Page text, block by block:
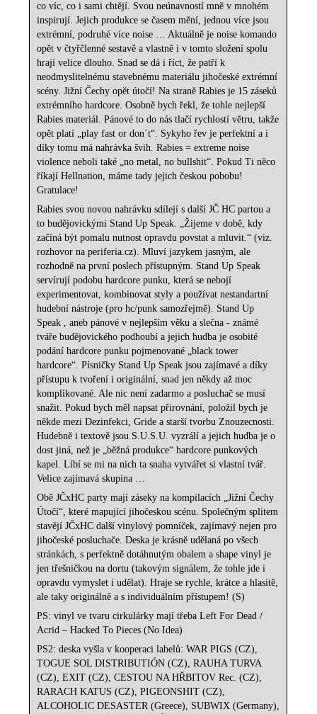
co víc, co i sami chtějí. Svou neúnavností mně v mnohém
inspirují. Jejich produkce se časem mění, jednou více jsou
extrémní, podruhé více noise … Aktuálně je noise komando
opět v čtyřčlenné sestavě a vlastně i v tomto složení spolu
hrají velice dlouho. Snad se dá i říct, že patří k
neodmyslitelnému stavebnému materiálu jihočeské extrémní
scény. Jižní Čechy opět útočí! Na straně Rabies je 15 záseků
extrémního hardcore. Osobně bych řekl, že tohle nejlepší
Rabies materiál. Pánové to do nás tlačí rychlostí větru, takže
opět platí „play fast or don´t“. Sykyho řev je perfektní a i
díky tomu má nahrávka švih. Rabies = extreme noise
violence neboli také „no metal, no bullshit“. Pokud Ti něco
říkají Hellnation, máme tady jejich českou pobobu!
Gratulace!
Rabies svou novou nahrávku sdílejí s další JČ HC partou a
to budějovickými Stand Up Speak. „Žijeme v době, kdy
začíná být pomalu nutnost opravdu povstat a mluvit.“ (viz.
rozhovor na periferia.cz). Mluví jazykem jasným, ale
rozhodně na první poslech přístupným. Stand Up Speak
servírují podobu hardcore punku, která se nebojí
experimentovat, kombinovat styly a používat nestandartní
hudební nástroje (pro hc/punk samozřejmě). Stand Up
Speak , aneb pánové v nejlepším věku a slečna - známé
tváře budějovického podhoubí a jejich hudba je osobité
podání hardcore punku pojmenované „black tower
hardcore“. Písničky Stand Up Speak jsou zajímavé a díky
přístupu k tvoření i originální, snad jen někdy až moc
komplikované. Ale nic není zadarmo a posluchač se musí
snažit. Pokud bych měl napsat přirovnání, položil bych je
někde mezi Dezinfekci, Gride a starší tvorbu Znouzecnosti.
Hudebně i textově jsou S.U.S.U. vyzrálí a jejich hudba je o
dost jiná, než je „běžná produkce“ hardcore punkových
kapel. Líbí se mi na nich ta snaha vytvářet si vlastní tvář.
Velice zajímavá skupina …
Obě JČxHC party mají záseky na kompilacích „Jižní Čechy
Útočí“, které mapující jihočeskou scénu. Společným splitem
stavějí JČxHC další vinylový pomníček, zajímavý nejen pro
jihočeské posluchače. Deska je krásně udělaná po všech
stránkách, s perfektně dotáhnutým obalem a shape vinyl je
jen třešničkou na dortu (takovým signálem, že tohle jde i
opravdu vymyslet i udělat). Hraje se rychle, krátce a hlasitě,
ale taky originálně a s individuálním přístupem! (S)
PS: vinyl ve tvaru cirkulárky mají třeba Left For Dead /
Acrid ‎– Hacked To Pieces (No Idea)
PS2: deska vyšla v kooperaci labelů: WAR PIGS (CZ),
TOGUE SOL DISTRIBUTIÓN (CZ), RAUHA TURVA
(CZ), EXIT (CZ), CESTOU NA HŘBITOV Rec. (CZ),
RARACH KATUS (CZ), PIGEONSHIT (CZ),
ALCOHOLIC DESASTER (Greece), SUBWIX (Germany),